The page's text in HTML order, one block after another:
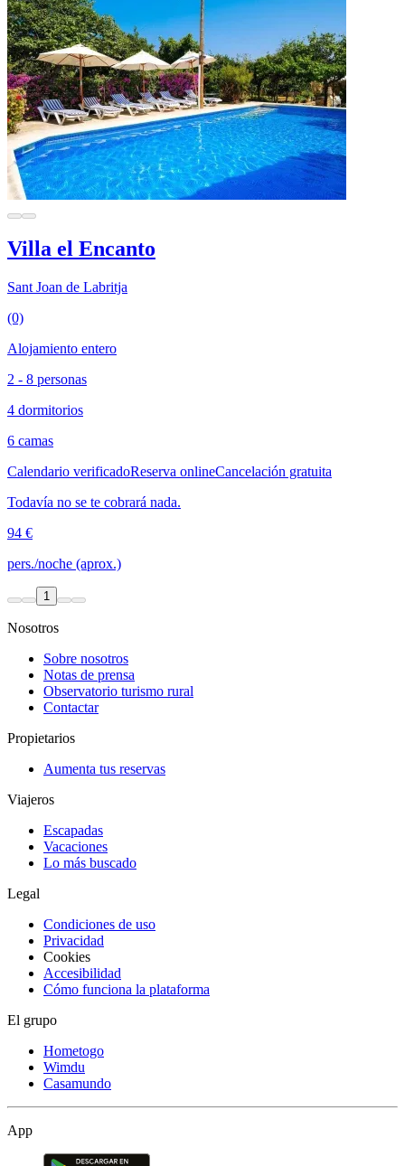
Villa el Encanto
Sant Joan de Labritja
(0)
Alojamiento entero
2 - 8 personas
4 dormitorios
6 camas
Calendario verificadoReserva onlineCancelación gratuita
Todavía no se te cobrará nada.
94 €
pers./noche (aprox.)
1
Nosotros
Sobre nosotros
Notas de prensa
Observatorio turismo rural
Contactar
Propietarios
Aumenta tus reservas
Viajeros
Escapadas
Vacaciones
Lo más buscado
Legal
Condiciones de uso
Privacidad
Cookies
Accesibilidad
Cómo funciona la plataforma
El grupo
Hometogo
Wimdu
Casamundo
App